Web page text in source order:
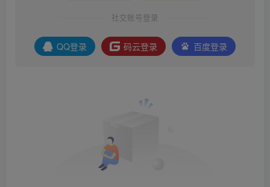
社交账号登录
QQ登录 码云登录 百度登录